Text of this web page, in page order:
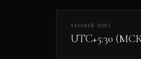
ЧАСОВОЙ ПОЯС
UTC+5:30 (МСК